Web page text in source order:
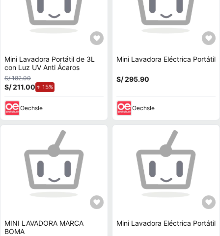
Mini Lavadora Portátil de 3L
con Luz UV Anti Ácaros
S/ 182.00
S/ 211.00 15%
Oechsle
Mini Lavadora Eléctrica Portátil
S/ 295.90
Oechsle
MINI LAVADORA MARCA
BOMA
Mini Lavadora Eléctrica Portátil